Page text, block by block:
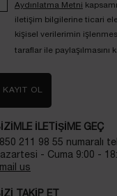
Aydınlatma Metni
iletişim bilgilerine ticari
kişisel verilerimin
taraflar ile paylaşılmasını
KAYIT OL
ILETIŞIME GEÇ
211 98 55 numaralı
- Cuma 9:00 -
us